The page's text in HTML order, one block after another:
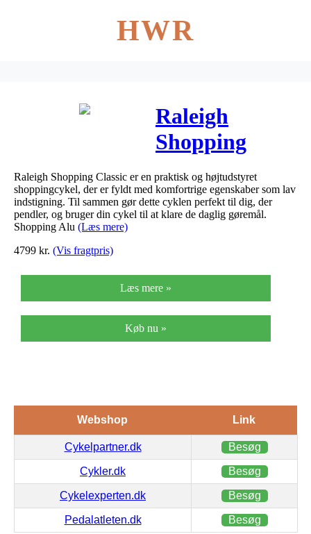
HWR
Raleigh
Shopping
Classic Alu
Dame 7g 2019
Raleigh Shopping Classic er en praktisk og højtudstyret
shoppingcykel, der er fyldt med komfortrige egenskaber som lav
indstigning. Til sammen gør dette cyklen perfekt til dig, der
pendler, og bruger din cykel til at klare de daglig gøremål.
Shopping Alu (Læs mere)
4799 kr. (Vis fragtpris)
Læs mere »
Køb nu »
Webshop Link
Cykelpartner.dk Besøg
Cykler.dk Besøg
Cykelexperten.dk Besøg
Pedalatleten.dk Besøg